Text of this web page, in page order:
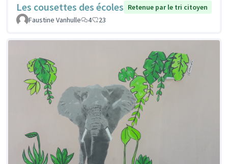
Les cousettes des écoles Retenue par le tri citoyen
Faustine Vanhulle
4 23